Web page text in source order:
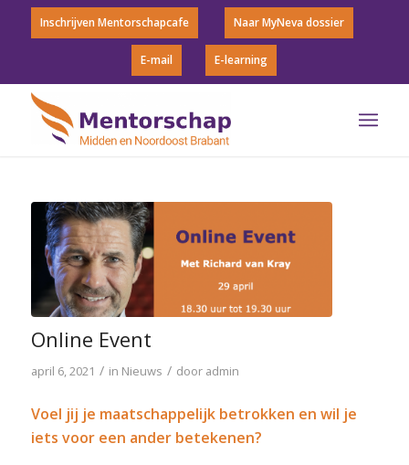
Inschrijven Mentorschapcafe Naar MyNeva dossier
E-mail E-learning
Online Event
april 6, 2021 / in Nieuws / door admin
Voel jij je maatschappelijk betrokken en wil je
iets voor een ander betekenen?